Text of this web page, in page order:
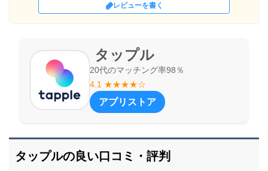
恋人の作りやすさ 5.0
デートできました。マッチング率が高く、様々な方とコ
ミュニケーションが取れるため、恋人作りに適したアプ
リだと思います。
たため、3点という評価にしました。ただし、一般的な
ユーザーであれば問題なく活用できる機能だと思いま
レビューを書く
タップル
20代のマッチング率98％
4.1 ★★★★☆
アプリストア
タップルの良い口コミ・評判